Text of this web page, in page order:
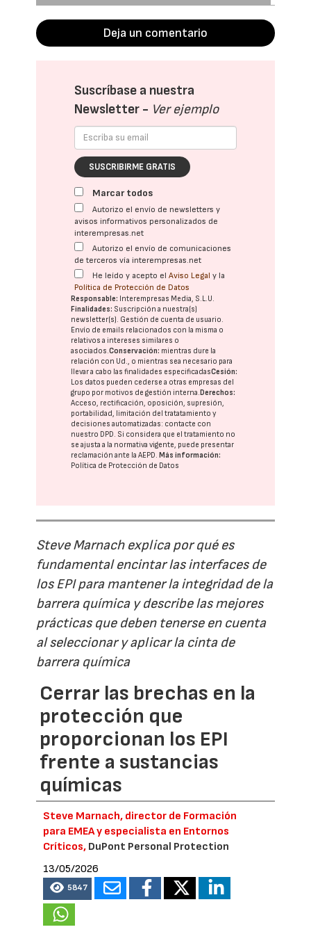
Deja un comentario
Suscríbase a nuestra
Newsletter - Ver ejemplo
SUSCRIBIRME GRATIS
Marcar todos
Autorizo el envío de newsletters y
avisos informativos personalizados de
interempresas.net
Autorizo el envío de comunicaciones
de terceros vía interempresas.net
He leído y acepto elAviso Legal y la
Política de Protección de Datos
Responsable: Interempresas Media, S.L.U.
Finalidades: Suscripción a nuestra(s)
newsletter(s). Gestión de cuenta de usuario.
Envío de emails relacionados con la misma o
relativos a intereses similares o
asociados.Conservación: mientras dure la
relación con Ud., o mientras sea necesario para
llevar a cabo las finalidades especificadasCesión:
Los datos pueden cederse a otras empresas del
grupo por motivos de gestión interna.Derechos:
Acceso, rectificación, oposición, supresión,
portabilidad, limitación del tratatamiento y
decisiones automatizadas: contacte con
nuestro DPD. Si considera que el tratamiento no
se ajusta a la normativa vigente, puede presentar
reclamación ante laAEPD.Más información:
Política de Protección de Datos
Steve Marnach explica por qué es
fundamental encintar las interfaces de
los EPI para mantener la integridad de la
barrera química y describe las mejores
prácticas que deben tenerse en cuenta
al seleccionar y aplicar la cinta de
barrera química
Cerrar las brechas en la
protección que
proporcionan los EPI
frente a sustancias
químicas
Steve Marnach, director de Formación
para EMEA y especialista en Entornos
Críticos, DuPont Personal Protection
13/05/2026
5847